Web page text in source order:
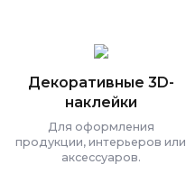
Декоративные 3D-
наклейки
Для оформления
продукции, интерьеров или
аксессуаров.